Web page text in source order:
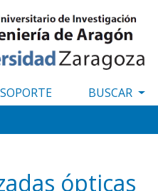
al
contenido
SOPORTE
ópticas